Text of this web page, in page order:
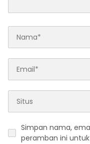
Simpan nama,
peramban ini